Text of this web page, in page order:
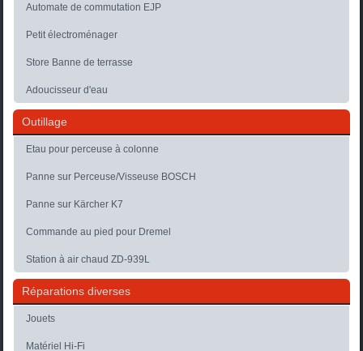
Automate de commutation EJP
Petit électroménager
Store Banne de terrasse
Adoucisseur d'eau
Outillage
Etau pour perceuse à colonne
Panne sur Perceuse/Visseuse BOSCH
Panne sur Kärcher K7
Commande au pied pour Dremel
Station à air chaud ZD-939L
Réparations diverses
Jouets
Matériel Hi-Fi